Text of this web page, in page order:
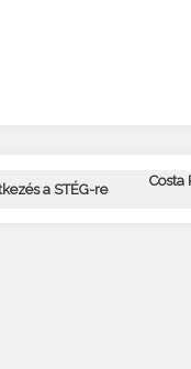
a STÉG-re
Costa